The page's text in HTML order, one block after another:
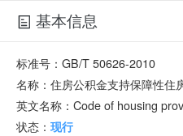
基本信息
标准号： GB/T 50626-2010
名称： 住房公积金支持保障性住
英文名称： Code of housing provident
状态： 现行